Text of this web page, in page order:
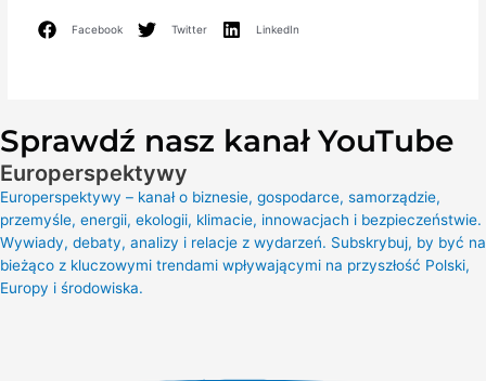
Facebook Twitter LinkedIn
Sprawdź nasz kanał YouTube
Europerspektywy
Europerspektywy – kanał o biznesie, gospodarce, samorządzie,
przemyśle, energii, ekologii, klimacie, innowacjach i bezpieczeństwie.
Wywiady, debaty, analizy i relacje z wydarzeń. Subskrybuj, by być na
bieżąco z kluczowymi trendami wpływającymi na przyszłość Polski,
Europy i środowiska.